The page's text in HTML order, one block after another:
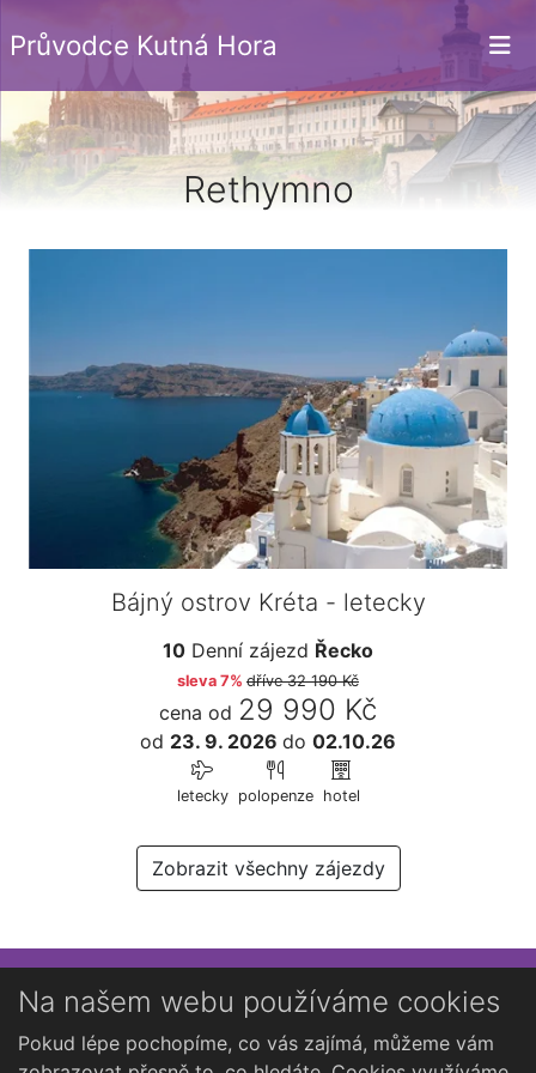
Průvodce Kutná Hora
Rethymno
Bájný ostrov Kréta - letecky
10 Denní zájezd Řecko
sleva 7% dříve32 190 Kč
cena od 29 990 Kč
od 23. 9. 2026 do 02.10.26
letecky polopenze hotel
Zobrazit všechny zájezdy
Přihlaste se k newsletteru
Chcete dostávat občasné novinky o Kutné Hoře?
Na našem webu používáme cookies
Pokud lépe pochopíme, co vás zajímá, můžeme vám